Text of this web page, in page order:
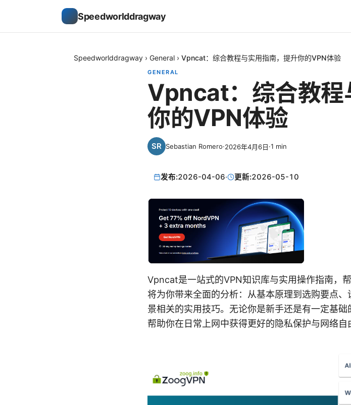
Speedworlddragway
Speedworlddragway › General › Vpncat：综合教程与实用指南，提升你的VPN体验
GENERAL
Vpncat：综合教程
你的VPN体验
Sebastian Romero·2026年4月6日·1 min
发布:2026-04-06· 更新:2026-05-10
Vpncat是一站式的VPN知识库与实用操作指南，
将为你带来全面的分析：从基本原理到选购要点
景相关的实用技巧。无论你是新手还是有一定基
帮助你在日常上网中获得更好的隐私保护与网络自